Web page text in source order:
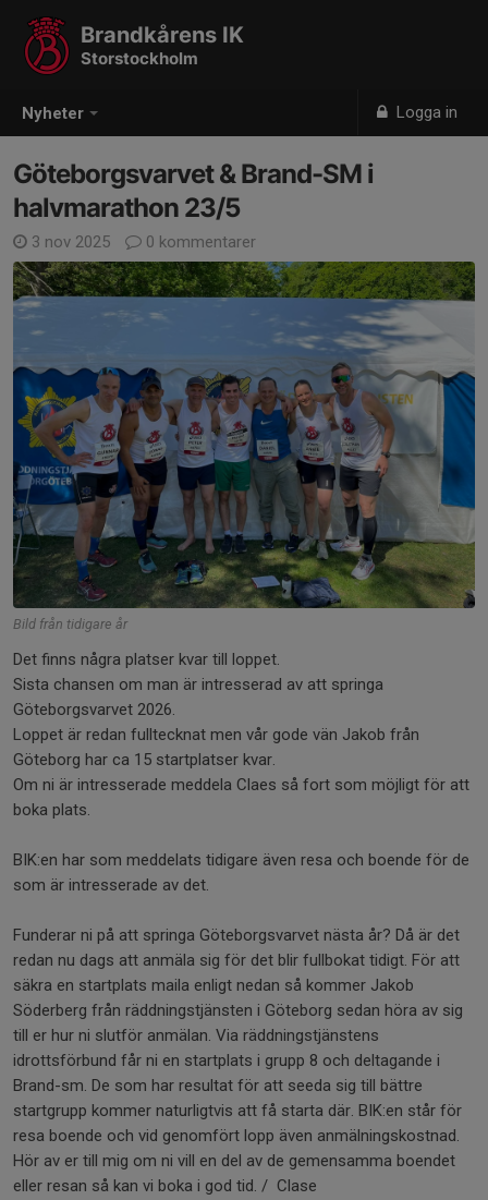
Nyheter Logga in
Brandkårens IK
Storstockholm
Göteborgsvarvet & Brand-SM i
halvmarathon 23/5
3 nov 2025 0 kommentarer
Bild från tidigare år
Det finns några platser kvar till loppet.
Sista chansen om man är intresserad av att springa
Göteborgsvarvet 2026.
Loppet är redan fulltecknat men vår gode vän Jakob från
Göteborg har ca 15 startplatser kvar.
Om ni är intresserade meddela Claes så fort som möjligt för att
boka plats.
BIK:en har som meddelats tidigare även resa och boende för de
som är intresserade av det.
Funderar ni på att springa Göteborgsvarvet nästa år? Då är det
redan nu dags att anmäla sig för det blir fullbokat tidigt. För att
säkra en startplats maila enligt nedan så kommer Jakob
Söderberg från räddningstjänsten i Göteborg sedan höra av sig
till er hur ni slutför anmälan. Via räddningstjänstens
idrottsförbund får ni en startplats i grupp 8 och deltagande i
Brand-sm. De som har resultat för att seeda sig till bättre
startgrupp kommer naturligtvis att få starta där. BIK:en står för
resa boende och vid genomfört lopp även anmälningskostnad.
Hör av er till mig om ni vill en del av de gemensamma boendet
eller resan så kan vi boka i god tid. / Clase